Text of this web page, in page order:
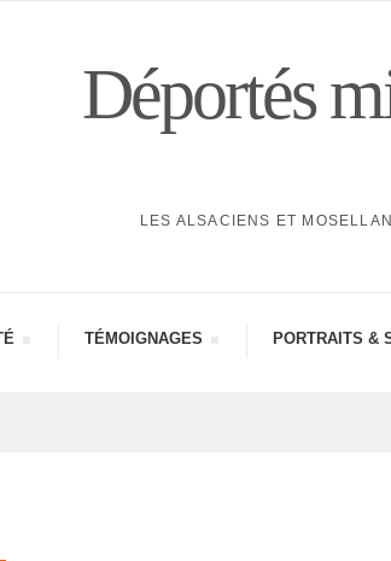
Déportés
LES ALSACIENS ET
TÉMOI­GNAGES PORTRAITS &